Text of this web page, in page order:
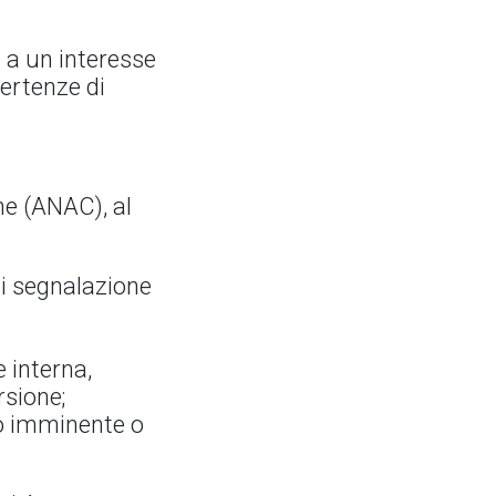
un interesse
di
(ANAC), al
segnalazione
interna,
imminente o